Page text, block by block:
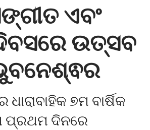
ଏବଂ
ଉତ୍ସବ
୭ମ ବାର୍ଷିକ
ପ୍ରଥମ ଦିନରେ